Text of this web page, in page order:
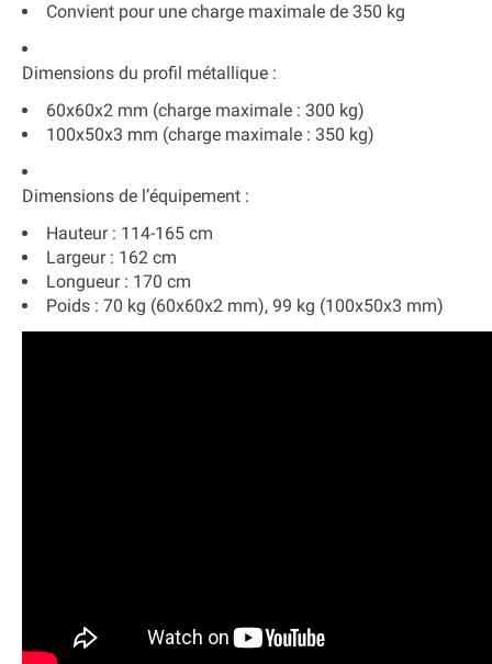
Convient pour une charge maximale de 350 kg
Dimensions du profil métallique :
60x60x2 mm (charge maximale : 300 kg)
100x50x3 mm (charge maximale : 350 kg)
Dimensions de l’équipement :
Hauteur : 114-165 cm
Largeur : 162 cm
Longueur : 170 cm
Poids : 70 kg (60x60x2 mm), 99 kg (100x50x3 mm)